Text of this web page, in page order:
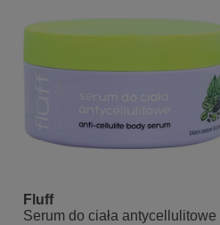
Fluff
Serum do ciała antycellulitowe